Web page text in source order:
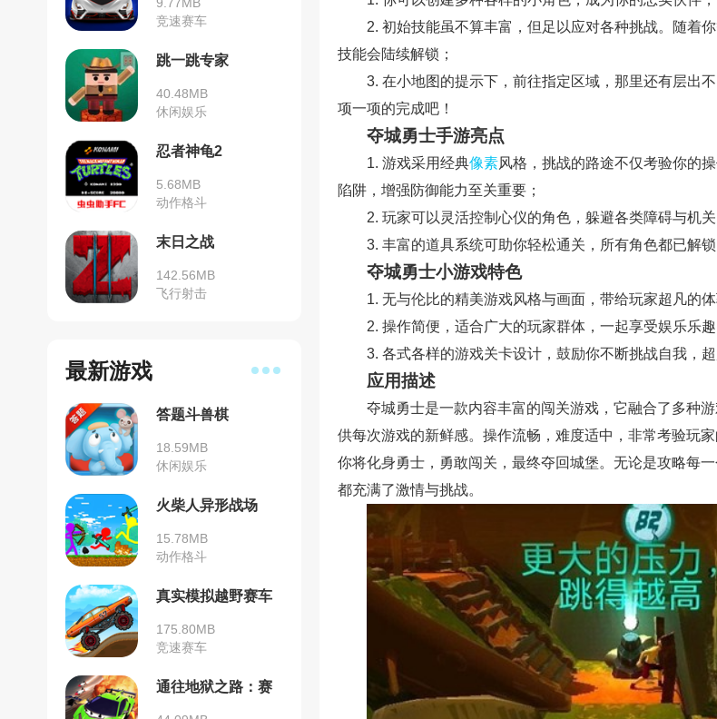
竞速赛车
跳一跳专家
40.48MB
休闲娱乐
忍者神龟2
5.68MB
动作格斗
末日之战
142.56MB
飞行射击
最新游戏
答题斗兽棋
18.59MB
休闲娱乐
火柴人异形战场
15.78MB
动作格斗
真实模拟越野赛车
175.80MB
竞速赛车
通往地狱之路：赛
2. 初始技能虽不算丰富，但足以应对各种挑战。随着
技能会陆续解锁；
3. 在小地图的提示下，前往指定区域，那里还有层出
项一项的完成吧！
夺城勇士手游亮点
1. 游戏采用经典像素风格，挑战的路途不仅考验你的
陷阱，增强防御能力至关重要；
2. 玩家可以灵活控制心仪的角色，躲避各类障碍与机关
3. 丰富的道具系统可助你轻松通关，所有角色都已解锁
夺城勇士小游戏特色
1. 无与伦比的精美游戏风格与画面，带给玩家超凡的体
2. 操作简便，适合广大的玩家群体，一起享受娱乐乐趣
3. 各式各样的游戏关卡设计，鼓励你不断挑战自我，超
应用描述
夺城勇士是一款内容丰富的闯关游戏，它融合了多种
供每次游戏的新鲜感。操作流畅，难度适中，非常考验玩家
你将化身勇士，勇敢闯关，最终夺回城堡。无论是攻略每一
都充满了激情与挑战。